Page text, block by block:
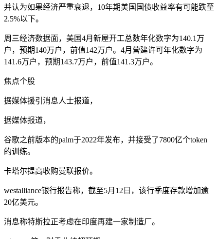
并认为如果经济严重衰退，10年期美国国债收益率有可能跌至
2.5%以下。
周三经济数据面，美国4月新屋开工总数年化数字为140.1万
户，预期140万户，前值142万户。4月营建许可年化数字为
141.6万户，预期143.7万户，前值141.3万户。
焦点个股
据媒体援引消息人士报道，
据媒体报道，
谷歌之前版本的palm于2022年发布，并接受了7800亿个token
的训练。
卡塔尔提高收购曼联报价。
westalliance银行报告称，截至5月12日，该行季度存款增加逾
20亿美元。
消息称特斯拉正考虑在印度再建一家制造厂。